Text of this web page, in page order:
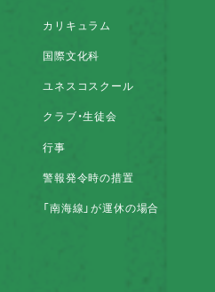
カリキュラム
国際文化科
ユネスコスクール
クラブ・生徒会
行事
警報発令時の措置
「南海線」が運休の場合